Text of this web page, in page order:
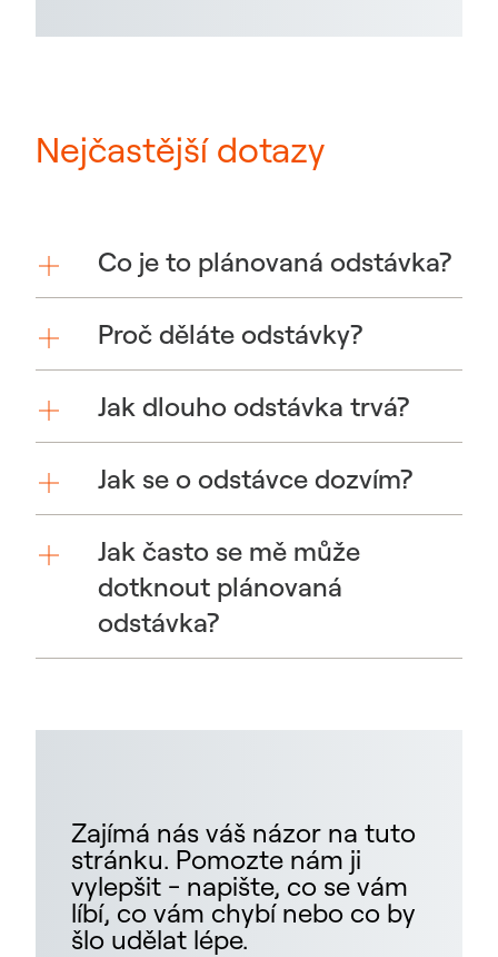
Nejčastější dotazy
Co je to plánovaná odstávka?
Proč děláte odstávky?
Jak dlouho odstávka trvá?
Jak se o odstávce dozvím?
Jak často se mě může
dotknout plánovaná
odstávka?
Zajímá nás váš názor na tuto
stránku. Pomozte nám ji
vylepšit - napište, co se vám
líbí, co vám chybí nebo co by
šlo udělat lépe.